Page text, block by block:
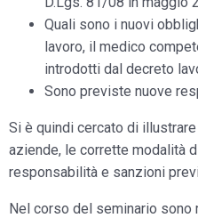
Quali sono i nuovi
lavoro, il medico
introdotti dal decreto
Sono previste nuove
Si è quindi cercato di
aziende, le corrette modalità
responsabilità e sanzioni
Nel corso del seminario